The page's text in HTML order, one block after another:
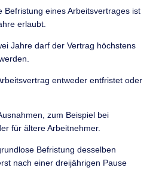
Befristung eines Arbeitsvertrages ist
erlaubt.
Jahre darf der Vertrag höchstens
entweder entfristet oder
zum Beispiel bei
für ältere Arbeitnehmer.
Befristung desselben
nach einer dreijährigen Pause